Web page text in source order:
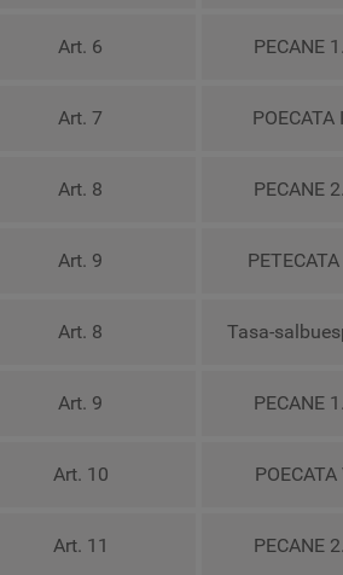
Art. 6 PECANE
Art. 7 POECATA
Art. 8 PECANE
Art. 9
Art. 8 Tasa-
Art. 9 PECANE
Art. 10 POECATA
Art. 11 PECANE